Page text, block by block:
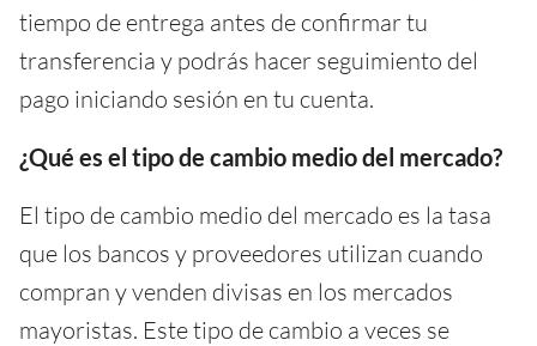
tiempo de entrega antes de confirmar tu
transferencia y podrás hacer seguimiento del
pago iniciando sesión en tu cuenta.
¿Qué es el tipo de cambio medio del mercado?
El tipo de cambio medio del mercado es la tasa
que los bancos y proveedores utilizan cuando
compran y venden divisas en los mercados
mayoristas. Este tipo de cambio a veces se